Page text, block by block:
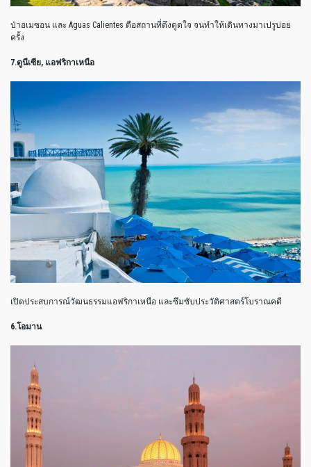
ป่าอเมซอน และ Aguas Calientes ตือสถานที่ดึงดูดใจ จนทำให้เดินทางมาเปรูบ่อย
ครั้ง
7.ตูนีเซีย, แอฟริกาเหนือ
เปิดประสบการณ์วัฒนธรรมแอฟริกาเหนือ และซึมซับประวัติศาสตร์โบราณคดี
6.โอมาน